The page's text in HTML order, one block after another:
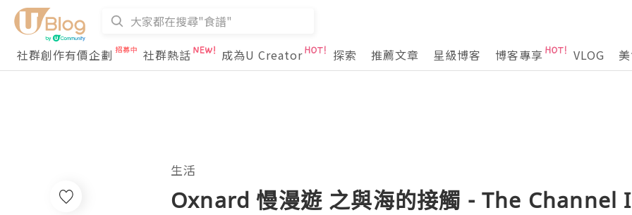
社群創作有價企劃 社群熱話 成為U Creator 探索 推薦文章 星級博客 博客專享 VLOG
生活
Oxnard 慢漫遊 之與海的接觸 - The Channel